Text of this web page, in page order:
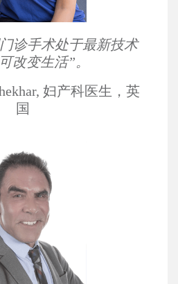
诊手术处于最新技术
改变生活”。
妇产科医生，英
国